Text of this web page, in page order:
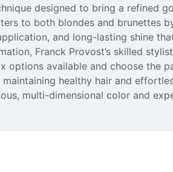
designed to bring a refined
to both blondes and brunettes
and long-lasting shine
Franck Provost’s skilled
options available and choose the
healthy hair and
multi-dimensional color and